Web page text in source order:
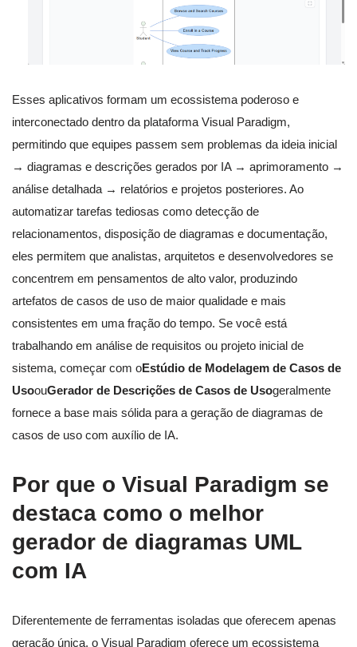
Esses aplicativos formam um ecossistema poderoso e
interconectado dentro da plataforma Visual Paradigm,
permitindo que equipes passem sem problemas da ideia inicial
→ diagramas e descrições gerados por IA → aprimoramento →
análise detalhada → relatórios e projetos posteriores. Ao
automatizar tarefas tediosas como detecção de
relacionamentos, disposição de diagramas e documentação,
eles permitem que analistas, arquitetos e desenvolvedores se
concentrem em pensamentos de alto valor, produzindo
artefatos de casos de uso de maior qualidade e mais
consistentes em uma fração do tempo. Se você está
trabalhando em análise de requisitos ou projeto inicial de
sistema, começar com oEstúdio de Modelagem de Casos de
UsoouGerador de Descrições de Casos de Usogeralmente
fornece a base mais sólida para a geração de diagramas de
casos de uso com auxílio de IA.
Por que o Visual Paradigm se
destaca como o melhor
gerador de diagramas UML
com IA
Diferentemente de ferramentas isoladas que oferecem apenas
geração única, o Visual Paradigm oferece um ecossistema